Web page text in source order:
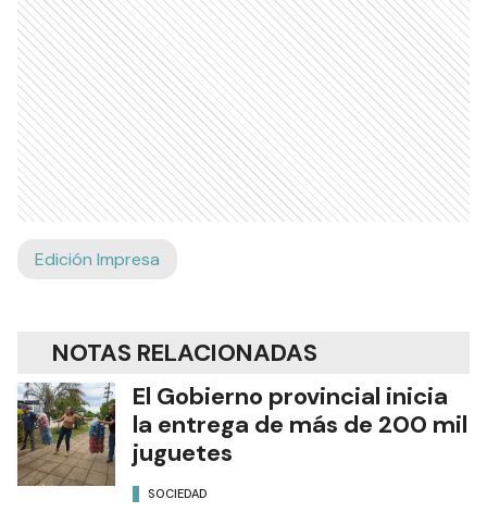
Edición Impresa
NOTAS RELACIONADAS
El Gobierno provincial inicia
la entrega de más de 200 mil
juguetes
SOCIEDAD